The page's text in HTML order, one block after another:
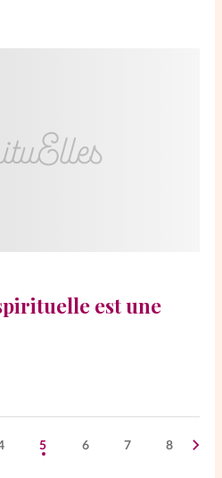
est une
5 6 7 8